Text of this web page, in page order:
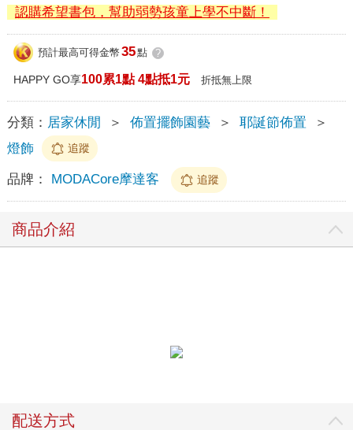
認購希望書包，幫助弱勢孩童上學不中斷！
預計最高可得金幣 35點 ?
HAPPY GO享100累1點 4點抵1元 折抵無上限
分類： 居家休閒 ＞ 佈置擺飾園藝 ＞ 耶誕節佈置
＞
燈飾
追蹤
品牌： MODACore摩達客 追蹤
商品介紹
配送方式